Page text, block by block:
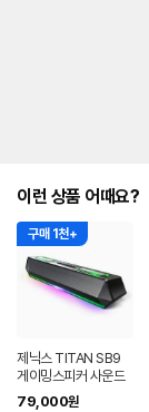
이런 상품 어때요?
구매 1천+
제닉스 TITAN SB9
게이밍스피커 사운드
바 컴퓨터스피커
79,000원